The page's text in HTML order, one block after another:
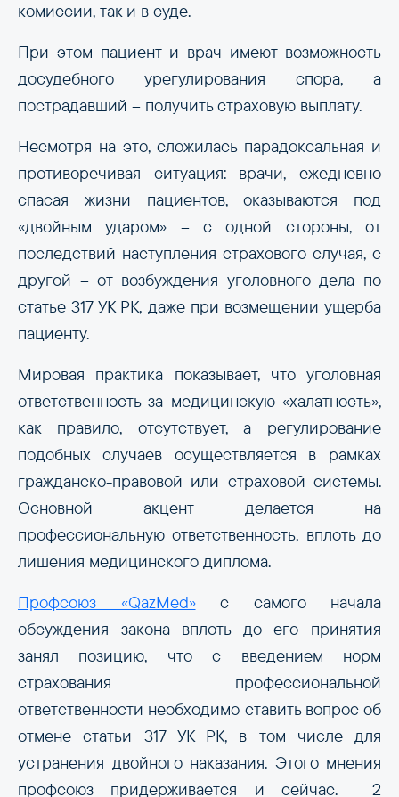
комиссии, так и в суде.
При этом пациент и врач имеют возможность
досудебного урегулирования спора, а
пострадавший – получить страховую выплату.
Несмотря на это, сложилась парадоксальная и
противоречивая ситуация: врачи, ежедневно
спасая жизни пациентов, оказываются под
«двойным ударом» – с одной стороны, от
последствий наступления страхового случая, с
другой – от возбуждения уголовного дела по
статье 317 УК РК, даже при возмещении ущерба
пациенту.
Мировая практика показывает, что уголовная
ответственность за медицинскую «халатность»,
как правило, отсутствует, а регулирование
подобных случаев осуществляется в рамках
гражданско-правовой или страховой системы.
Основной акцент делается на
профессиональную ответственность, вплоть до
лишения медицинского диплома.
Профсоюз «QazMed»с самого начала
обсуждения закона вплоть до его принятия
занял позицию, что с введением норм
страхования профессиональной
ответственности необходимо ставить вопрос об
отмене статьи 317 УК РК, в том числе для
устранения двойного наказания. Этого мнения
профсоюз придерживается и сейчас. 2